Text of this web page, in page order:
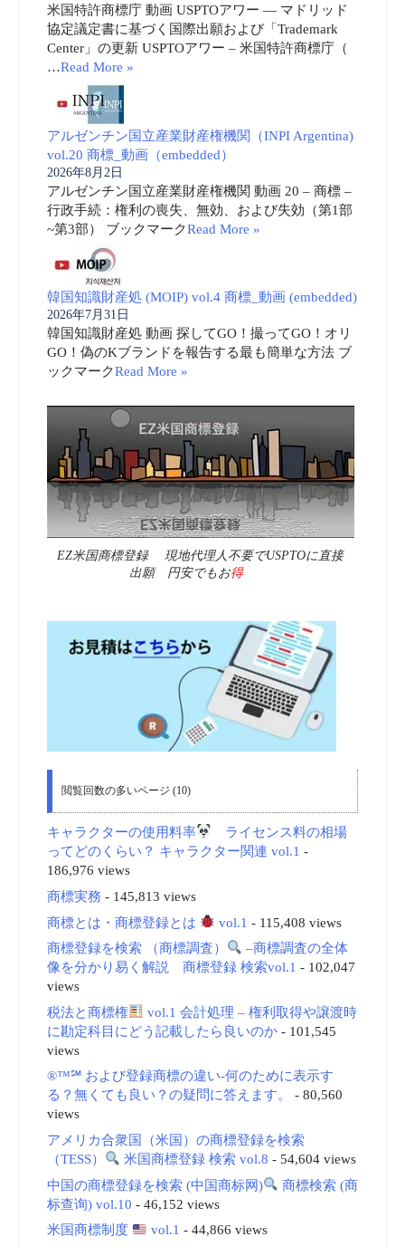
米国特許商標庁 動画 USPTOアワー ― マドリッド
協定議定書に基づく国際出願および「Trademark
Center」の更新 USPTOアワー – 米国特許商標庁（
…Read More »
アルゼンチン国立産業財産権機関（INPI Argentina)
vol.20 商標_動画（embedded）
2026年8月2日
アルゼンチン国立産業財産権機関 動画 20 – 商標 –
行政手続：権利の喪失、無効、および失効（第1部
~第3部） ブックマークRead More »
韓国知識財産処 (MOIP) vol.4 商標_動画 (embedded)
2026年7月31日
韓国知識財産処 動画 探してGO！撮ってGO！オリ
GO！偽のKブランドを報告する最も簡単な方法 ブ
ックマークRead More »
EZ米国商標登録 現地代理人不要でUSPTOに直接
出願 円安でもお得
閲覧回数の多いページ (10)
キャラクターの使用料率
ライセンス料の相場
ってどのくらい？ キャラクター関連 vol.1 -
186,976 views
商標実務 - 145,813 views
商標とは・商標登録とは
vol.1 - 115,408 views
商標登録を検索 （商標調査）
–商標調査の全体
像を分かり易く解説 商標登録 検索vol.1 - 102,047
views
税法と商標権
vol.1 会計処理 – 権利取得や譲渡時
に勘定科目にどう記載したら良いのか- 101,545
views
®™℠ および登録商標の違い-何のために表示す
る？無くても良い？の疑問に答えます。
- 80,560
views
アメリカ合衆国（米国）の商標登録を検索
（TESS）
米国商標登録 検索 vol.8 - 54,604 views
中国の商標登録を検索 (中国商标网)
商標検索 (商
标查询) vol.10 - 46,152 views
米国商標制度
vol.1 - 44,866 views